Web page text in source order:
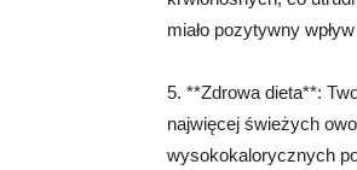
miało pozytywny
5. **Zdrowa dieta**:
najwięcej świeżych
wysokokalorycznych